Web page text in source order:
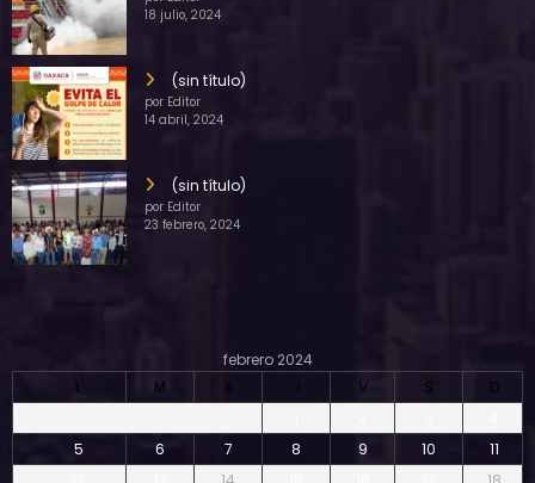
18 julio, 2024
(sin título)
por Editor
14 abril, 2024
(sin título)
por Editor
23 febrero, 2024
febrero 2024
L
M X J V S
D
5
6 7 8 9 10
11